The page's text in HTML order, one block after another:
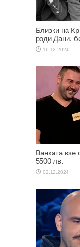
Близки на
роди Дани,
16.12.2024
Ванката взе
5500 лв.
02.12.2024